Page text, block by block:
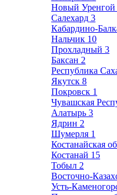
Новый Уренгой
Салехард 3
Кабардино-
Нальчик 10
Прохладный 3
Баксан 2
Республика
Якутск 8
Покровск 1
Чувашская
Алатырь 3
Ядрин 2
Шумерля 1
Костанайская
Костанай 15
Тобыл 2
Восточно-
Усть-